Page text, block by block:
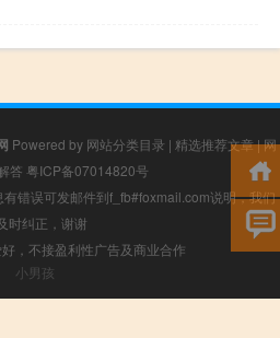
Powered by 网站分类目录 | 精选推荐文章|网
答 粤ICP备07014820号
错误可发邮件到f_fb#foxmail.com说明，我们
时纠正，谢谢
，不接盈利性广告及商业合作
小男孩